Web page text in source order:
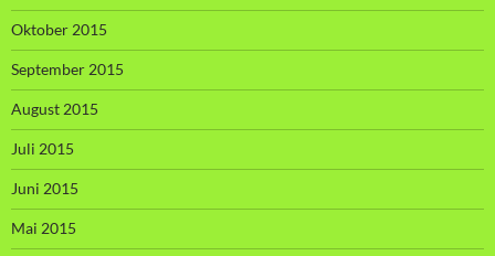
Oktober 2015
September 2015
August 2015
Juli 2015
Juni 2015
Mai 2015